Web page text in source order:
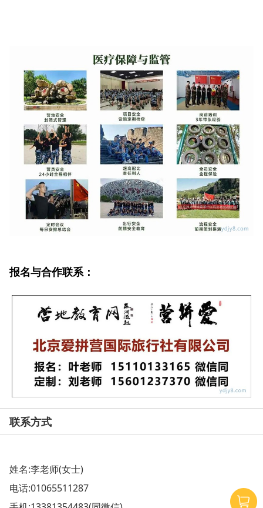
报名与合作联系：
联系方式
姓名:李老师(女士)
电话:01065511287